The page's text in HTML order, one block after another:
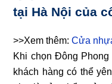
tại Hà Nội của
>>Xem thêm:Cửa
Khi chọn Đông
khách hàng có thể